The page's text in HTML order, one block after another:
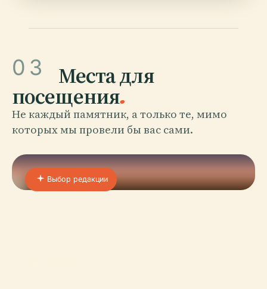
03 Места для
посещения.
Не каждый памятник, а только те, мимо
которых мы провели бы вас сами.
Выбор редакции